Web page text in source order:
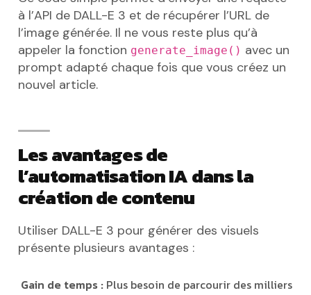
à l’API de DALL-E 3 et de récupérer l’URL de
l’image générée. Il ne vous reste plus qu’à
appeler la fonction generate_image() avec un
prompt adapté chaque fois que vous créez un
nouvel article.
Les avantages de
l’automatisation IA dans la
création de contenu
Utiliser DALL-E 3 pour générer des visuels
présente plusieurs avantages :
Gain de temps : Plus besoin de parcourir des milliers